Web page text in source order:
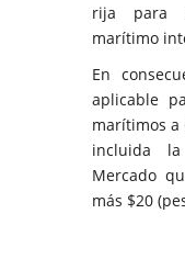
rija para
marítimo
En
aplicable
marítimos a
incluida
Mercado
más $20